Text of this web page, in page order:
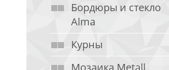
Бордюры и стекло
Alma
Курны
Мозаика Metall